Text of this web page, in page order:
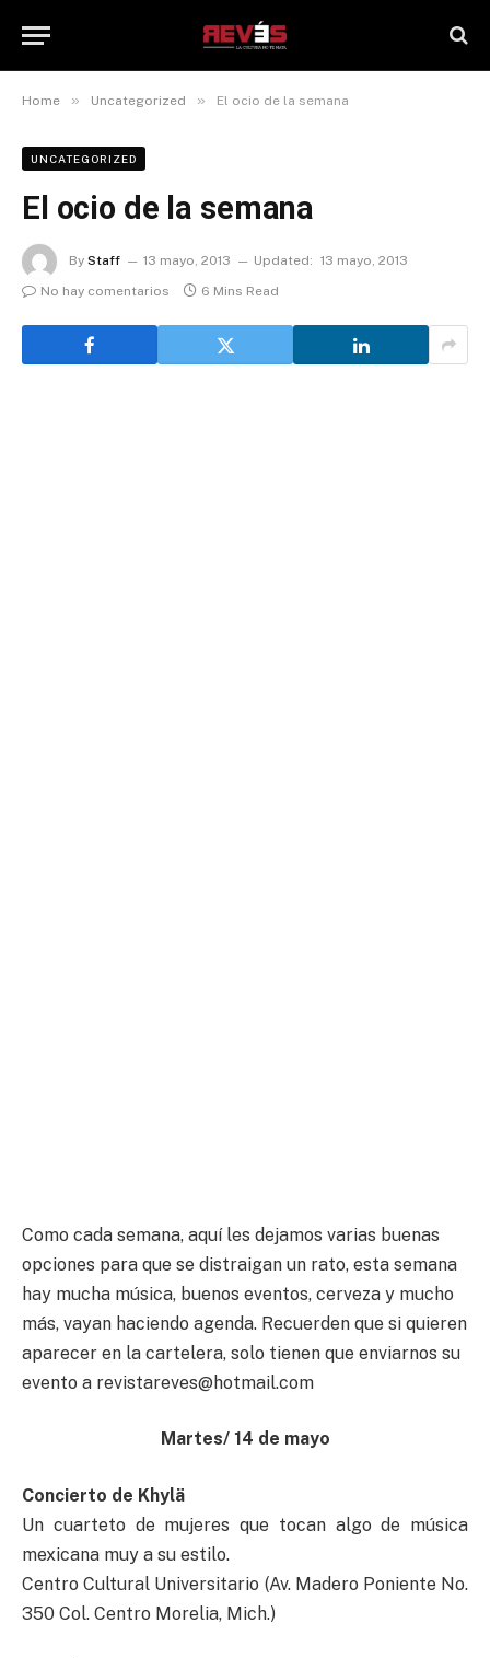
Home » Uncategorized » El ocio de la semana
UNCATEGORIZED
El ocio de la semana
By Staff 13 mayo, 2013 Updated: 13 mayo, 2013
No hay comentarios
6 Mins Read
Como cada semana, aquí les dejamos varias buenas
opciones para que se distraigan un rato, esta semana
hay mucha música, buenos eventos, cerveza y mucho
más, vayan haciendo agenda. Recuerden que si quieren
aparecer en la cartelera, solo tienen que enviarnos su
evento a revistareves@hotmail.com
Martes/ 14 de mayo
Concierto de Khylä
Un cuarteto de mujeres que tocan algo de música
mexicana muy a su estilo.
Centro Cultural Universitario (Av. Madero Poniente No.
350 Col. Centro Morelia, Mich.)